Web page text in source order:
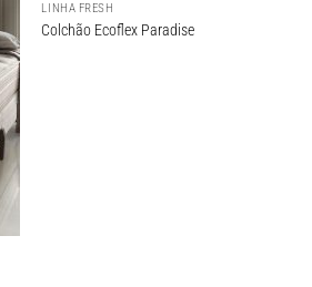
LINHA FRESH
Colchão Ecoflex Paradise